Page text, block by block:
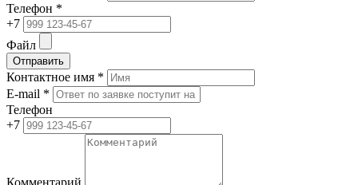
Телефон *
+7
Файл
Отправить
Контактное имя *
E-mail *
Телефон
+7
Комментарий